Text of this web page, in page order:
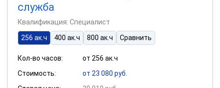
служба
Квалификация: Специалист
256 ак.ч
400 ак.ч 800 ак.ч Сравнить
Кол-во часов:
от 256 ак.ч
Стоимость:
от 23 080 руб.